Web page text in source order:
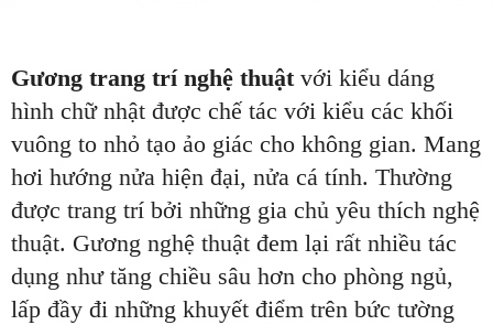
Gương trang trí nghệ thuật với kiểu dáng
hình chữ nhật được chế tác với kiểu các khối
vuông to nhỏ tạo ảo giác cho không gian. Mang
hơi hướng nửa hiện đại, nửa cá tính. Thường
được trang trí bởi những gia chủ yêu thích nghệ
thuật. Gương nghệ thuật đem lại rất nhiều tác
dụng như tăng chiều sâu hơn cho phòng ngủ,
lấp đầy đi những khuyết điểm trên bức tường